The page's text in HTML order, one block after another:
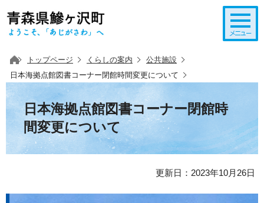
トップページ くらしの案内
公共施設
日本海拠点館図書コーナー閉館時間変更について
日本海拠点館図書コーナー閉館時
間変更について
更新日：2023年10月26日